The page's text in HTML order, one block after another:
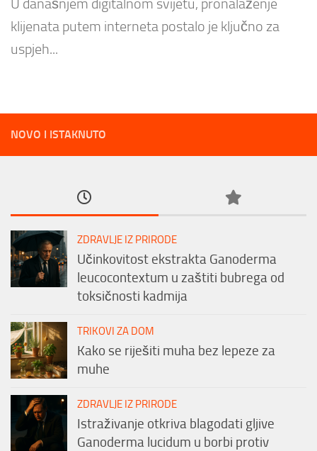
klijenata putem interneta postalo je ključno za
uspjeh...
NOVO I ISTAKNUTO
ZDRAVLJE IZ PRIRODE
Učinkovitost ekstrakta Ganoderma
leucocontextum u zaštiti bubrega od
toksičnosti kadmija
TRIKOVI ZA DOM
Kako se riješiti muha bez lepeze za
muhe
ZDRAVLJE IZ PRIRODE
Istraživanje otkriva blagodati gljive
Ganoderma lucidum u borbi protiv